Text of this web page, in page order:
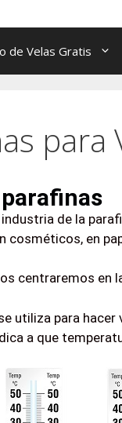
de Velas Gratis
para
industria de la
cosméticos, en
centraremos en
utiliza para
a que